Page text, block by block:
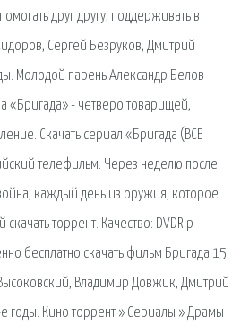
друг другу, поддерживать в
Сергей Безруков, Дмитрий
Молодой парень Александр Белов
«Бригада» - четверо товарищей,
Скачать сериал «Бригада (ВСЕ
телефильм. Через неделю после
каждый день из оружия, которое
торрент. Качество: DVDRip
бесплатно скачать фильм Бригада 15
Владимир Довжик, Дмитрий
годы. Кино торрент » Сериалы » Драмы